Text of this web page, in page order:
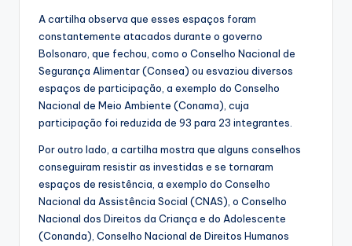
A cartilha observa que esses espaços foram
constantemente atacados durante o governo
Bolsonaro, que fechou, como o Conselho Nacional de
Segurança Alimentar (Consea) ou esvaziou diversos
espaços de participação, a exemplo do Conselho
Nacional de Meio Ambiente (Conama), cuja
participação foi reduzida de 93 para 23 integrantes.
Por outro lado, a cartilha mostra que alguns conselhos
conseguiram resistir as investidas e se tornaram
espaços de resistência, a exemplo do Conselho
Nacional da Assistência Social (CNAS), o Conselho
Nacional dos Direitos da Criança e do Adolescente
(Conanda), Conselho Nacional de Direitos Humanos